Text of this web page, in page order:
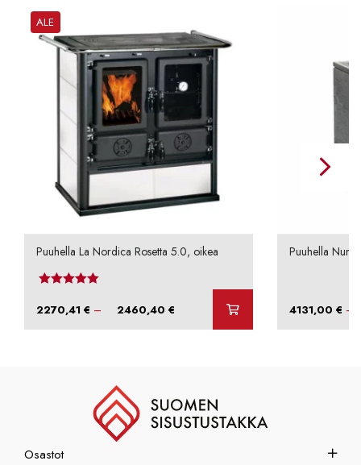
ALE
Puuhella La Nordica Rosetta 5.0, oikea
2270,41€ – 2460,40€ Hintaluokka:
Puuhella
4131,00 € –
Osastot